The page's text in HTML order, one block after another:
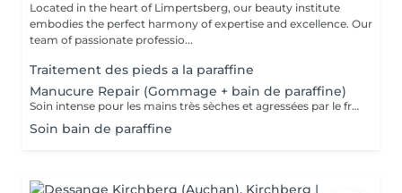
Located in the heart of Limpertsberg, our beauty institute
embodies the perfect harmony of expertise and excellence. Our
team of passionate professio...
Traitement des pieds a la paraffine
Manucure Repair (Gommage + bain de paraffine)
Soin intense pour les mains très sèches et agressées par le froid ou les produits. Comprend le limage des ongles, la pousse et la coupe des cuticules, gommage, masque à la paraffine de 10 minutes et massage avec une crème de soin. Application d'une base transparente si désirée.
Soin bain de paraffine